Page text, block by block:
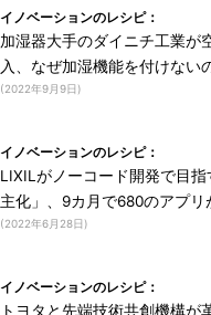
イノベーションのレシピ：
加湿器大手のダイニチ工業が
入、なぜ加湿機能を付けない
(2022年9月9日)
イノベーションのレシピ：
LIXILがノーコード開発で目
主化」、9カ月で680のアプリ
(2022年6月28日)
イノベーションのレシピ：
トヨタと先端技術共創機構が